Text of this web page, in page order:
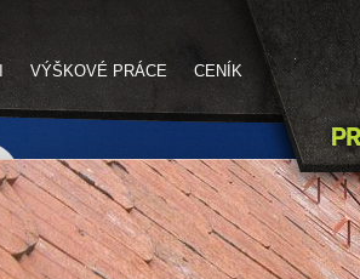
VÝŠKOVÉ PRÁCE CENÍK